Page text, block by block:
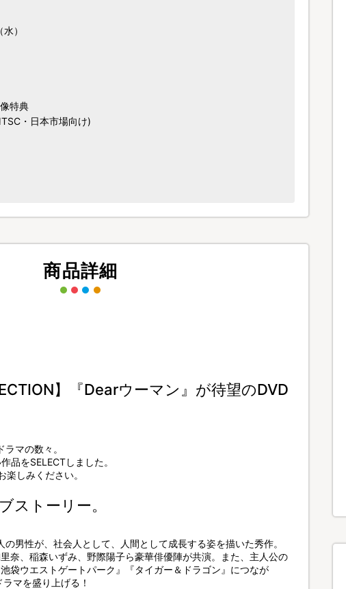
）
特典
・日本市場向け)
商品詳細
】『Dearウーマン』が待望のDVD
マの数々。
品をSELECTしました。
楽しみください。
ストーリー。
男性が、社会人として、人間として成長する姿を描いた秀作。
奈、稲森いずみ、野際陽子ら豪華俳優陣が共演。また、主人公の
袋ウエストゲートパーク』『タイガー＆ドラゴン』につなが
マを盛り上げる！